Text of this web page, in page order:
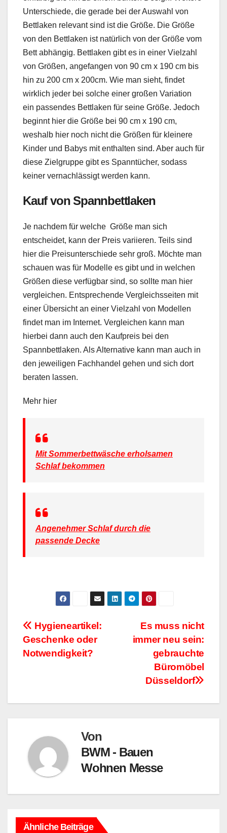
Unterschiede, die gerade bei der Auswahl von
Bettlaken relevant sind ist die Größe. Die Größe
von den Bettlaken ist natürlich von der Größe vom
Bett abhängig. Bettlaken gibt es in einer Vielzahl
von Größen, angefangen von 90 cm x 190 cm bis
hin zu 200 cm x 200cm. Wie man sieht, findet
wirklich jeder bei solche einer großen Variation
ein passendes Bettlaken für seine Größe. Jedoch
beginnt hier die Größe bei 90 cm x 190 cm,
weshalb hier noch nicht die Größen für kleinere
Kinder und Babys mit enthalten sind. Aber auch für
diese Zielgruppe gibt es Spanntücher, sodass
keiner vernachlässigt werden kann.
Kauf von Spannbettlaken
Je nachdem für welche Größe man sich
entscheidet, kann der Preis variieren. Teils sind
hier die Preisunterschiede sehr groß. Möchte man
schauen was für Modelle es gibt und in welchen
Größen diese verfügbar sind, so sollte man hier
vergleichen. Entsprechende Vergleichsseiten mit
einer Übersicht an einer Vielzahl von Modellen
findet man im Internet. Vergleichen kann man
hierbei dann auch den Kaufpreis bei den
Spannbettlaken. Als Alternative kann man auch in
den jeweiligen Fachhandel gehen und sich dort
beraten lassen.
Mehr hier
Mit Sommerbettwäsche erholsamen
Schlaf bekommen
Angenehmer Schlaf durch die
passende Decke
BeitragsnavigationEs muss nicht
immer neu sein:
gebrauchte
Büromöbel
Düsseldorf
Hygieneartikel:
Geschenke oder
Notwendigkeit?
Von
BWM - Bauen
Wohnen Messe
Ähnliche Beiträge